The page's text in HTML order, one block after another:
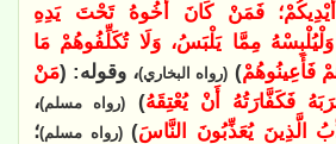
فَمَنْ كَانَ أَخُوهُ تَحْتَ يَدِهِ
مِمَّا يَلْبَسُ، وَلَا تُكَلِّفُوهُمْ مَا
فَأَعِينُوهُمْ) (رواه البخاري)، وقوله: (مَنْ
فَكَفَّارَتُهُ أَنْ يُعْتِقَهُ) (رواه مسلم)،
الَّذِينَ يُعَذِّبُونَ النَّاسَ) (رواه مسلم)؛